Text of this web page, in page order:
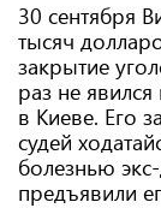
30 сентября
тысяч
закрытие
раз не
в Киеве. Его
судей
болезнью
предъявили